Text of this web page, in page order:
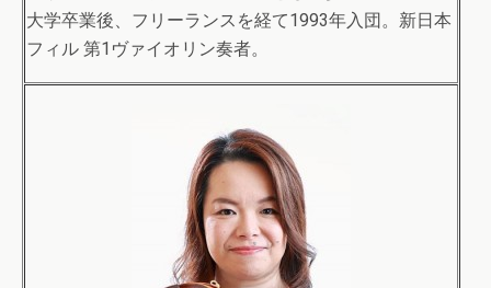
大学卒業後、フリーランスを経て1993年入団。新日本
フィル 第1ヴァイオリン奏者。